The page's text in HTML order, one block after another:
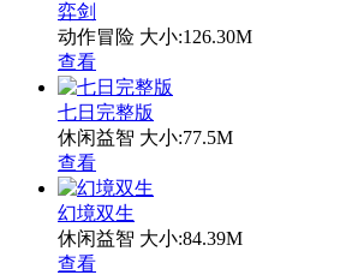
弈剑
动作冒险 大小:126.30M
查看
七日完整版
休闲益智 大小:77.5M
查看
幻境双生
休闲益智 大小:84.39M
查看